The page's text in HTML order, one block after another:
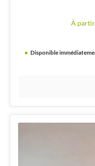
À
Disponible